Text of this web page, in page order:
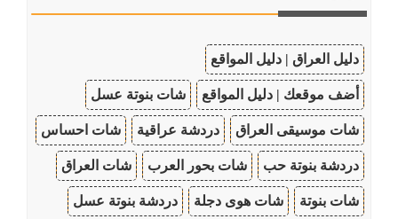
دليل العراق | دليل المواقع
أضف موقعك | دليل المواقع شات بنوتة عسل
شات موسيقى العراق دردشة عراقية شات احساس
دردشة بنوتة حب شات بحور العرب شات العراق
شات بنوتة شات هوى دجلة دردشة بنوتة عسل